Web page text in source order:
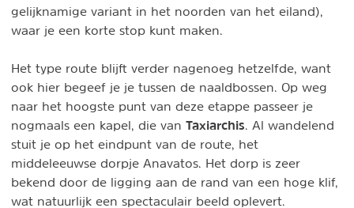
gelijknamige variant in het noorden van het eiland),
waar je een korte stop kunt maken.
Het type route blijft verder nagenoeg hetzelfde, want
ook hier begeef je je tussen de naaldbossen. Op weg
naar het hoogste punt van deze etappe passeer je
nogmaals een kapel, die van Taxiarchis . Al wandelend
stuit je op het eindpunt van de route, het
middeleeuwse dorpje Anavatos. Het dorp is zeer
bekend door de ligging aan de rand van een hoge klif,
wat natuurlijk een spectaculair beeld oplevert.